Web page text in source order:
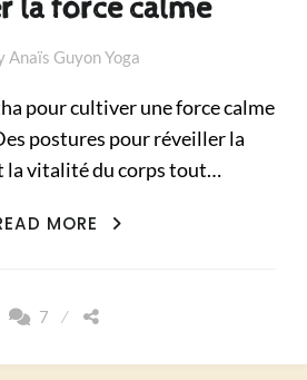
la force calme
Anaïs Guyon Yoga
pour cultiver une force calme
postures pour réveiller la
la vitalité du corps tout…
MORE
CULTIVER
7